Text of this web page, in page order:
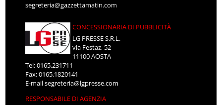
segreteria@gazzettamatin.com
CONCESSIONARIA DI PUBBLICITÀ
LG PRESSE S.R.L.
via Festaz, 52
11100 AOSTA
Tel: 0165.231711
Fax: 0165.1820141
E-mailsegreteria@lgpresse.com
RESPONSABILE DI AGENZIA